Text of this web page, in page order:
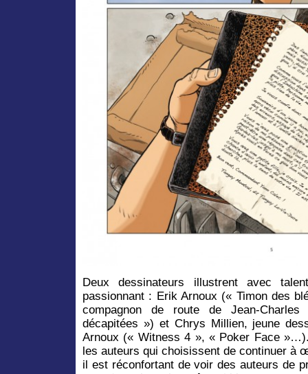
Deux dessinateurs illustrent avec
passionnant : Erik Arnoux (« Timon des
compagnon de route de Jean-
décapitées ») et Chrys Millien, jeune
Arnoux (« Witness 4 », « Poker Face
les auteurs qui choisissent de continuer à
il est réconfortant de voir des auteurs de